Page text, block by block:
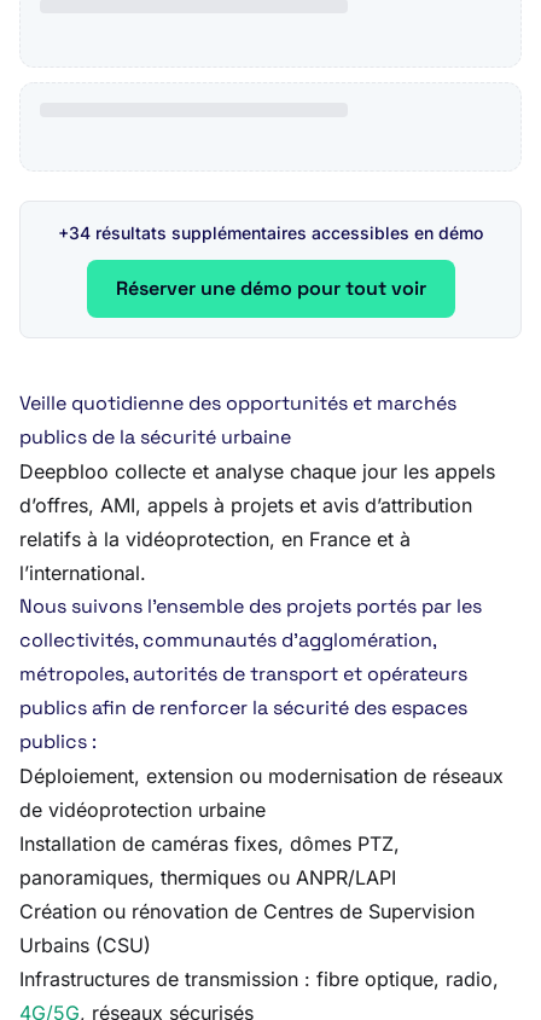
+34 résultats supplémentaires accessibles en démo
Réserver une démo pour tout voir
Veille quotidienne des opportunités et marchés
publics de la sécurité urbaine
Deepbloo collecte et analyse chaque jour les appels
d’offres, AMI, appels à projets et avis d’attribution
relatifs à la vidéoprotection, en France et à
l’international.
Nous suivons l’ensemble des projets portés par les
collectivités, communautés d’agglomération,
métropoles, autorités de transport et opérateurs
publics afin de renforcer la sécurité des espaces
publics :
Déploiement, extension ou modernisation de réseaux
de vidéoprotection urbaine
Installation de caméras fixes, dômes PTZ,
panoramiques, thermiques ou ANPR/LAPI
Création ou rénovation de Centres de Supervision
Urbains (CSU)
Infrastructures de transmission : fibre optique, radio,
4G/5G, réseaux sécurisés